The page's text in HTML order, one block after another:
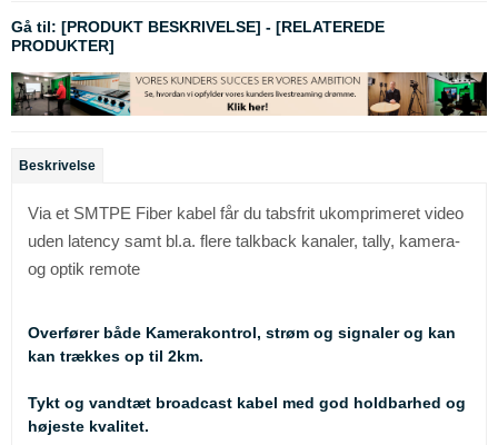
Gå til: [PRODUKT BESKRIVELSE] - [RELATEREDE
PRODUKTER]
Beskrivelse
Via et SMTPE Fiber kabel får du tabsfrit ukomprimeret video
uden latency samt bl.a. flere talkback kanaler, tally, kamera-
og optik remote
Overfører både Kamerakontrol, strøm og signaler og kan
kan trækkes op til 2km.
Tykt og vandtæt broadcast kabel med god holdbarhed og
højeste kvalitet.